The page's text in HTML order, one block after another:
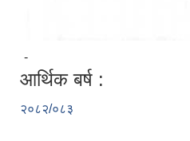
-
आर्थिक बर्ष :
२०८२/०८३